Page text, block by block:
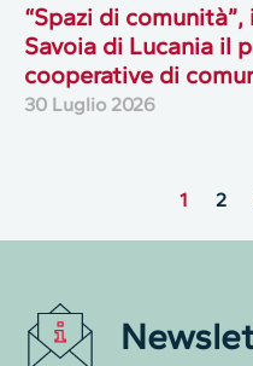
“Spazi di
Savoia di Lucania il
cooperative di
30 Luglio 2026
1 2